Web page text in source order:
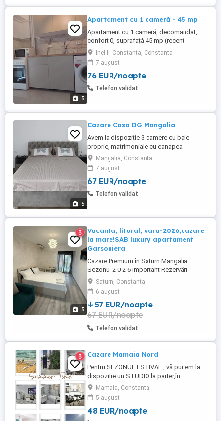
5
Apartament cu 1 cameră - 45 mp
Apartament cu 1 cameră, decomandat,
confort 0, suprafață 45 mp (recent
renovat) Bucătărie utilată; mașină de
spălat; Living : canapea extensibilă + pat
160 200 Balcon
Inel II, Constanta, Constanta
7 august
76 EUR/noapte
Telefon validat
5
Cazare Casa DG Mangalia
Avem la dispozitie 3 camere cu baie
proprie, matrimoniale cu canapea
extensibila, ideala pentru o familie cu 2
copii. Este situata la 800-900 metri de
plaja, zona linistita. Mai multe detali la
telefon.
Mangalia, Constanta
7 august
67 EUR/noapte
Telefon validat
5
3
Vacanta, litoral, vara-2026,cazare
la mare!SAB luxury apartament
Garsoniera
Cazare Premium în Saturn Mangalia
Sezonul 2 0 2 6 Important Rezervări
directe fără intermediari Comision 0%
Perioade valabile în limita disponibilității
Informații perioade libere, detalii
suplimentare cazare, și rezervări la
numărul Telefon WhatsApp : Marea ...
Saturn, Constanta
6 august
57 EUR/noapte
67 EUR/noapte
Telefon validat
3 Cazare Mamaia Nord
Pentru SEZONUL ESTIVAL , vă punem la
dispoziție un STUDIO la parter,în
Complexul Building Ștefan din MAMAIA
NORD,la 40 m de plaja
Massaranduba,Mackerel,Excelsior(plajă
cu nisip fin și intrare lină în apă,perfectă
Mamaia, Constanta
5 august
48 EUR/noapte